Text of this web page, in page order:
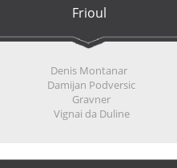
Frioul
Denis Montanar
Damijan Podversic
Gravner
Vignai da Duline